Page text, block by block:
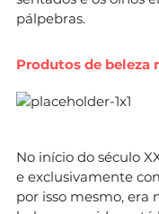
pálpebras.
Produtos de beleza
No início do século
e exclusivamente
por isso mesmo,